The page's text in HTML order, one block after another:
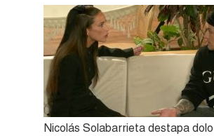
Nicolás Solabarrieta destapa